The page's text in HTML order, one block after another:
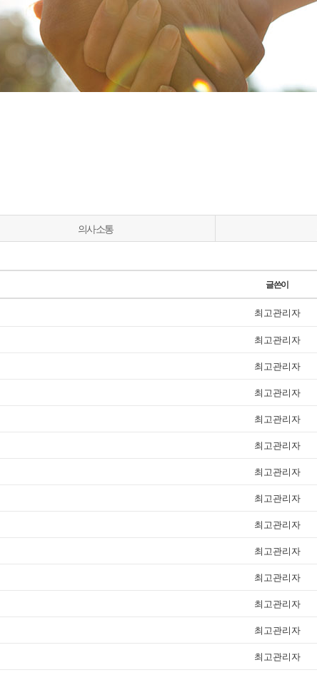
의사소통
글쓴이
최고관리자
최고관리자
최고관리자
최고관리자
최고관리자
최고관리자
최고관리자
최고관리자
최고관리자
최고관리자
최고관리자
최고관리자
최고관리자
최고관리자